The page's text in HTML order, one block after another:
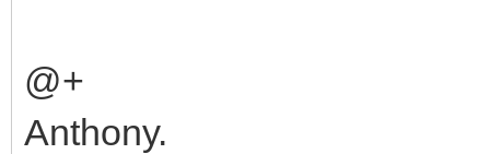
@+
Anthony.